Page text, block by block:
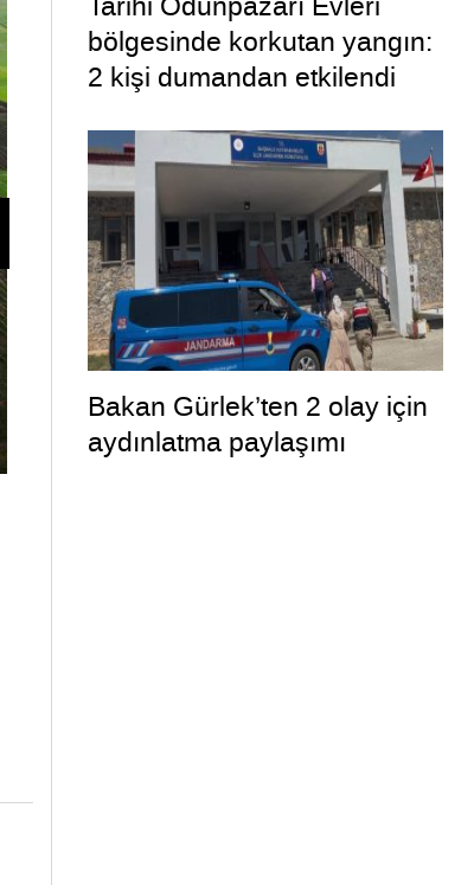
bölgesinde korkutan yangın:
2 kişi dumandan etkilendi
Bakan Gürlek’ten 2 olay için
aydınlatma paylaşımı